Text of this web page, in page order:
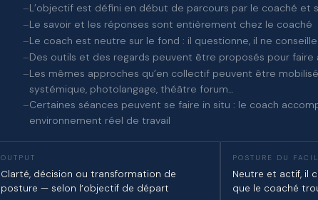
L’objectif est défini en début de parcours par le coaché et
Le savoir et les réponses sont entièrement chez le coaché
Le coach est neutre sur le fond : il questionne, il ne
Des outils et des regards peuvent être proposés pour faire
Les mêmes approches qu’en collectif peuvent être
systémique, photolangage, théâtre forum…
Certaines séances peuvent se faire in situ : le coach
environnement réel de travail
OUTPUT
Clarté, décision ou transformation de
posture — selon l’objectif de départ
POSTURE DU
Neutre et actif, il
que le coaché